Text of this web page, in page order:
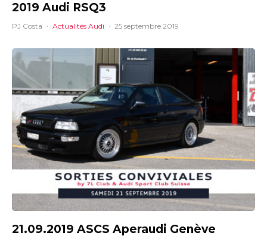
2019 Audi RSQ3
PJ Costa · Actualités Audi · 25 septembre 2019
21.09.2019 ASCS Aperaudi Genève